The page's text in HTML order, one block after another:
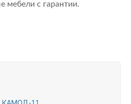
мебели с гарантии.